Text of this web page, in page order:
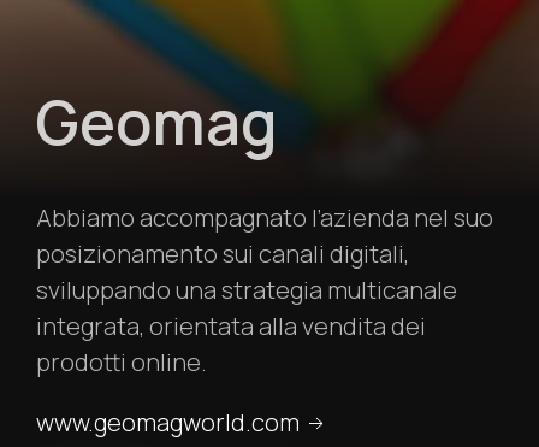
Geomag
Abbiamo accompagnato l’azienda nel suo
posizionamento sui canali digitali,
sviluppando una strategia multicanale
integrata, orientata alla vendita dei
prodotti online.
www.geomagworld.com